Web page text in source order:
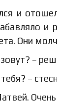
и
и
Они
зовут? –
–